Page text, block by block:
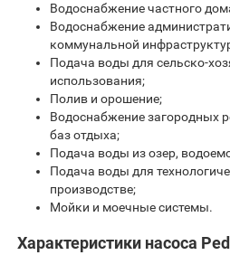
Водоснабжение частного
Водоснабжение
коммунальной
Подача воды для сельско-
использования;
Полив и орошение;
Водоснабжение загородных
баз отдыха;
Подача воды из озер,
Подача воды для
производстве;
Мойки и моечные системы.
Характеристики насоса